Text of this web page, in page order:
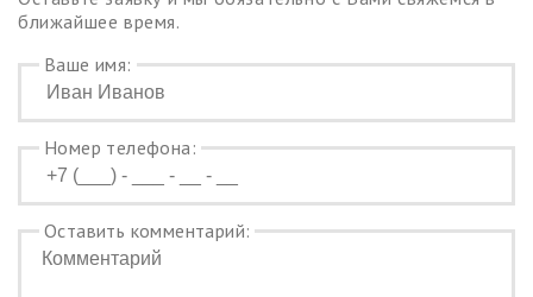
ближайшее время.
Ваше имя:
Номер телефона:
Оставить комментарий: